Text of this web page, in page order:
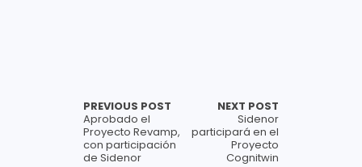
PREVIOUS POST
Aprobado el
Proyecto Revamp,
con participación
de Sidenor
NEXT POST
Sidenor
participará en el
Proyecto
Cognitwin